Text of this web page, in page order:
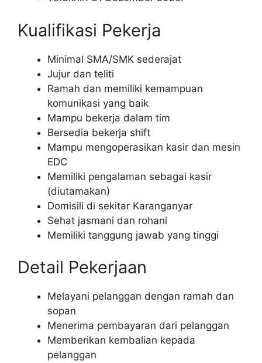
Kualifikasi Pekerja
Minimal SMA/SMK sederajat
Jujur dan teliti
Ramah dan memiliki kemampuan
komunikasi yang baik
Mampu bekerja dalam tim
Bersedia bekerja shift
Mampu mengoperasikan kasir dan mesin
EDC
Memiliki pengalaman sebagai kasir
(diutamakan)
Domisili di sekitar Karanganyar
Sehat jasmani dan rohani
Memiliki tanggung jawab yang tinggi
Detail Pekerjaan
Melayani pelanggan dengan ramah dan
sopan
Menerima pembayaran dari pelanggan
Memberikan kembalian kepada
pelanggan